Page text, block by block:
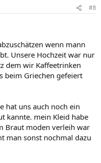
#8
wenn mann
Unsere Hochzeit war nur
dem wir Kaffeetrinken
beim Griechen gefeiert
hat uns auch noch ein
kannte. mein Kleid habe
Braut moden verleih war
man sonst nochmal dazu